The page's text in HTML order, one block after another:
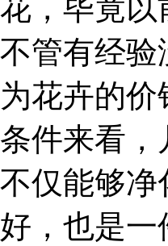
花，毕竟以
不管有经验
为花卉的
条件来看
不仅能够净
好，也是一